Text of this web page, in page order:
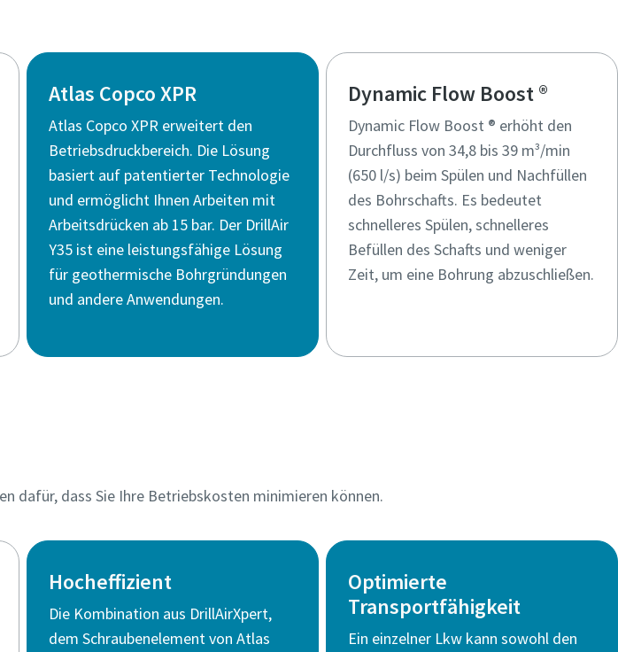
Atlas Copco XPR
Atlas Copco XPR erweitert den
Betriebsdruckbereich. Die Lösung
basiert auf patentierter Technologie
und ermöglicht Ihnen Arbeiten mit
Arbeitsdrücken ab 15 bar. Der DrillAir
Y35 ist eine leistungsfähige Lösung
für geothermische Bohrgründungen
und andere Anwendungen.
Dynamic Flow Boost ®
Dynamic Flow Boost ® erhöht den
Durchfluss von 34,8 bis 39 m³/min
(650 l/s) beim Spülen und Nachfüllen
des Bohrschafts. Es bedeutet
schnelleres Spülen, schnelleres
Befüllen des Schafts und weniger
Zeit, um eine Bohrung abzuschließen.
dafür, dass Sie Ihre Betriebskosten minimieren können.
Hocheffizient
Die Kombination aus DrillAirXpert,
dem Schraubenelement von Atlas
Optimierte
Transportfähigkeit
Ein einzelner Lkw kann sowohl den